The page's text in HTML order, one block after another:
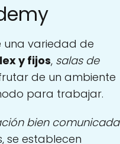
una variedad de
y fijos, salas de
de un ambiente
para trabajar.
bien comunicada
se establecen